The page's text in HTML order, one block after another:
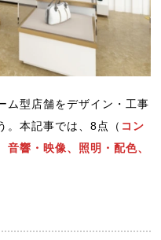
ム型店舗をデザイン・工事
。本記事では、8点（ コン
響・映像、照明・配色、